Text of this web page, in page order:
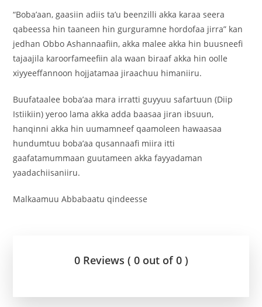
“Boba’aan, gaasiin adiis ta’u beenzilli akka karaa seera
qabeessa hin taaneen hin gurguramne hordofaa jirra” kan
jedhan Obbo Ashannaafiin, akka malee akka hin buusneefi
tajaajila karoorfameefiin ala waan biraaf akka hin oolle
xiyyeeffannoon hojjatamaa jiraachuu himaniiru.
Buufataalee boba’aa mara irratti guyyuu safartuun (Diip
Istiikiin) yeroo lama akka adda baasaa jiran ibsuun,
hanqinni akka hin uumamneef qaamoleen hawaasaa
hundumtuu boba’aa qusannaafi miira itti
gaafatamummaan guutameen akka fayyadaman
yaadachiisaniiru.
Malkaamuu Abbabaatu qindeesse
0 Reviews ( 0 out of 0 )